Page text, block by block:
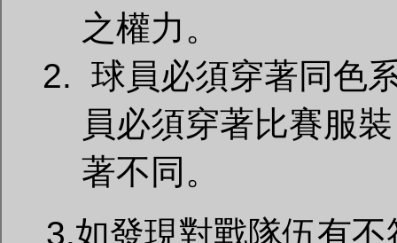
之權力。
球員必須穿著同色
員必須穿著比賽服
著不同。
3.如發現對戰隊伍有